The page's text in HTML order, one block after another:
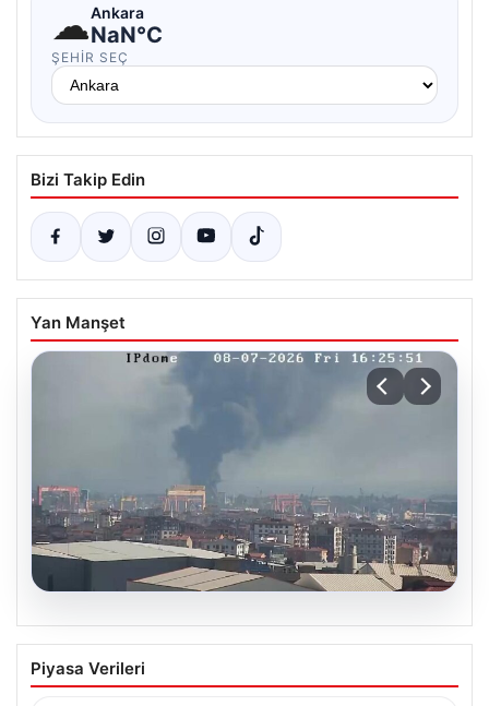
☁Ankara
NaN°C
ŞEHIR SEÇ
Bizi Takip Edin
Yan Manşet
Tuzla’da işçi konteynerinde çıkan
yangın söndürüldü
Piyasa Verileri